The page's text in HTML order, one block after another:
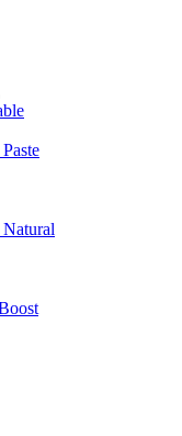
Natural